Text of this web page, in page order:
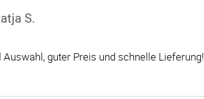
S.
Auswahl, guter Preis und schnelle Lieferung!